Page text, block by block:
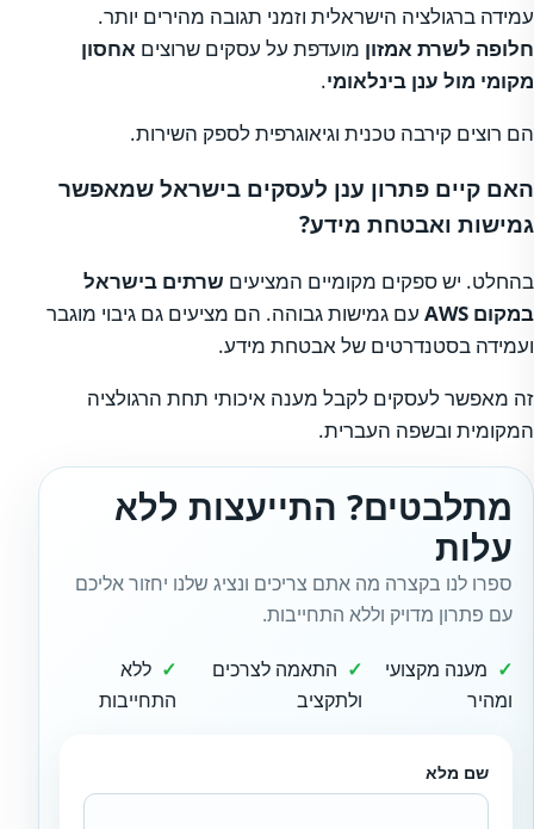
עמידה ברגולציה הישראלית וזמני תגובה מהירים יותר.
חלופה לשרת אמזון מועדפת על עסקים שרוצים אחסון
מקומי מול ענן בינלאומי.
הם רוצים קירבה טכנית וגיאוגרפית לספק השירות.
האם קיים פתרון ענן לעסקים בישראל שמאפשר
גמישות ואבטחת מידע?
בהחלט. יש ספקים מקומיים המציעים שרתים בישראל
במקום AWS
עם גמישות גבוהה. הם מציעים גם גיבוי מוגבר
ועמידה בסטנדרטים של אבטחת מידע.
זה מאפשר לעסקים לקבל מענה איכותי תחת הרגולציה
המקומית ובשפה העברית.
מתלבטים? התייעצות ללא
עלות
ספרו לנו בקצרה מה אתם צריכים ונציג שלנו יחזור אליכם
עם פתרון מדויק וללא התחייבות.
מענה מקצועי
ומהיר
התאמה לצרכים
ולתקציב
ללא
התחייבות
שם מלא